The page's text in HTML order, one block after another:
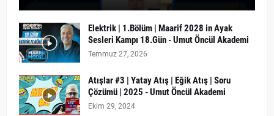
Elektrik | 1.Bölüm | Maarif 2028 in Ayak
Sesleri Kampı 18.Gün - Umut Öncül Akademi
Temmuz 27, 2026
Atışlar #3 | Yatay Atış | Eğik Atış | Soru
Çözümü | 2025 - Umut Öncül Akademi
Ekim 29, 2024